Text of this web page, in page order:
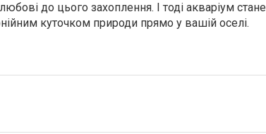
до цього захоплення. І тоді акваріум стане
куточком природи прямо у вашій оселі.